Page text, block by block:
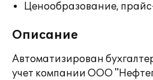
Ценообразование,
Описание
Автоматизирован
учет компании ООО